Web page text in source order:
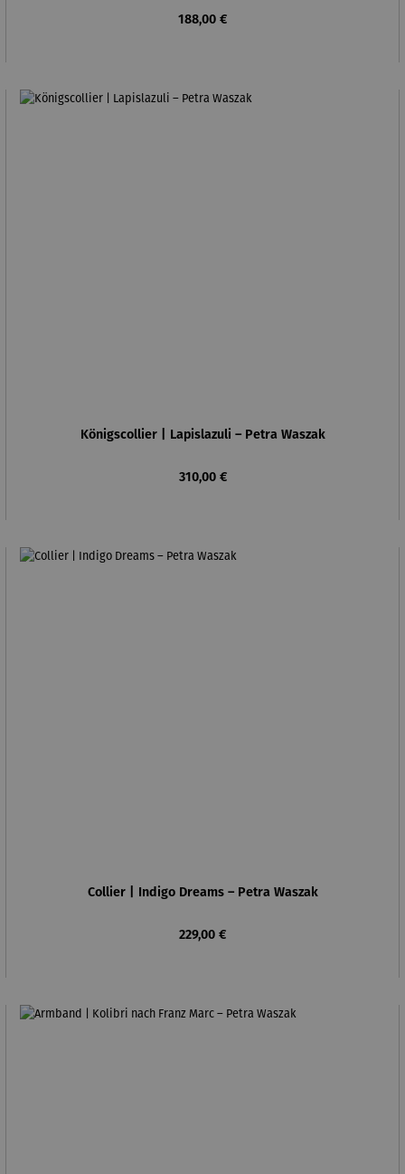
Regulärer Preis:
188,00 €
Königscollier | Lapislazuli – Petra Waszak
Regulärer Preis:
310,00 €
Collier | Indigo Dreams – Petra Waszak
Regulärer Preis:
229,00 €